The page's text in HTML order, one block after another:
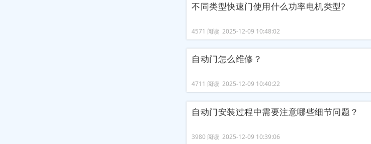
不同类型快速门使用什么功率电机类型?
4571 阅读 2025-12-09 10:48:02
自动门怎么维修？
4711 阅读 2025-12-09 10:40:22
自动门安装过程中需要注意哪些细节问题？
3980 阅读 2025-12-09 10:39:06